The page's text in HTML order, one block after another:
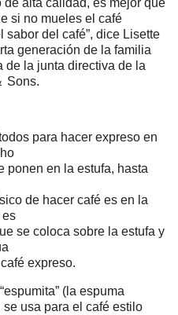
si no mueles el café
sabor del café”, dice Lisette
generación de la familia
de la junta directiva de la
Sons.
para hacer expreso en
ponen en la estufa, hasta
de hacer café es en la
es
se coloca sobre la estufa y
expreso.
(la espuma
usa para el café estilo